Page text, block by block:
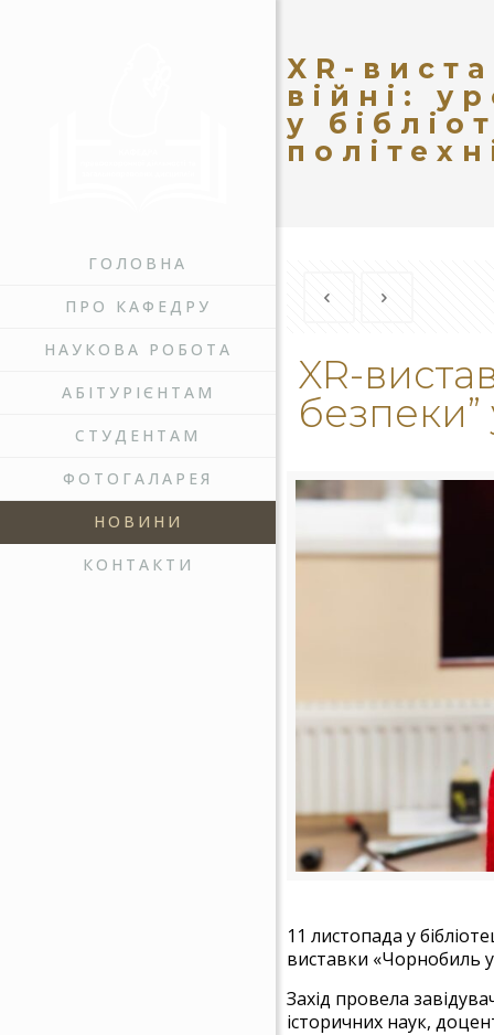
ГОЛОВНА
ПРО КАФЕДРУ
НАУКОВА РОБОТА
АБІТУРІЄНТАМ
СТУДЕНТАМ
ФОТОГАЛАРЕЯ
НОВИНИ
КОНТАКТИ
XR-
війні:
у
XR-
безпеки”
11 листопада у
виставки «Чорнобиль
Захід провела
історичних наук,